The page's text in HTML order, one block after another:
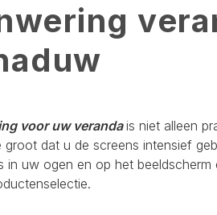
voor uw verandais niet alleen
groot dat u de screens intensief
in uw ogen en op het